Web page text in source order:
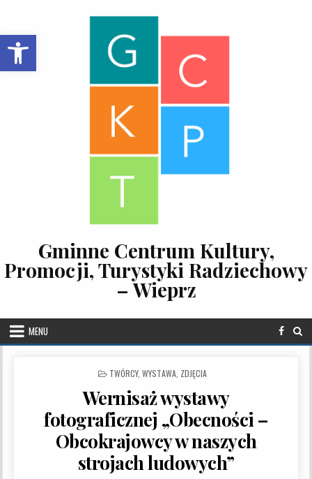
Open toolbar
Gminne Centrum Kultury,
Promocji, Turystyki Radziechowy
– Wieprz
MENU
POSTED IN
TWÓRCY, WYSTAWA ZDJĘCIA
Wernisaż wystawy
fotograficznej „Obecności –
Obcokrajowcy w naszych
strojach ludowych”